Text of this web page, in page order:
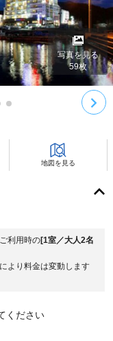
写真を見る
59枚
地図を見る
利用時の[1室／大人2名
より料金は変動します
ください